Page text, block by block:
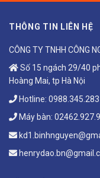
THÔNG TIN LIÊN HỆ
CÔNG TY TNHH CÔNG
Số 15 ngách 29/40
Hoàng Mai, tp Hà Nội
Hotline: 0988.345.283
Máy bàn: